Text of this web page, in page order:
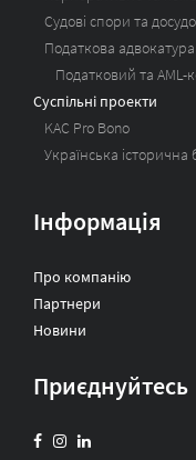
Судові спори та
Податкова адвокатура
Податковий та AML-
Суспільні проекти
KAC Pro Bono
Українська історична
Інформація
Про компанію
Партнери
Новини
Приєднуйтесь